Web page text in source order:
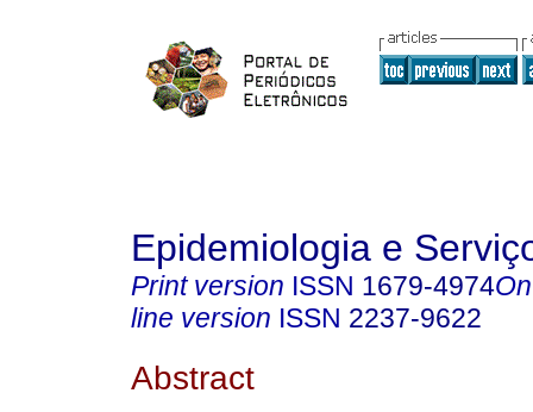
Epidemiologia e
Print version ISSN 1679-4974
line version ISSN 2237-9622
Abstract